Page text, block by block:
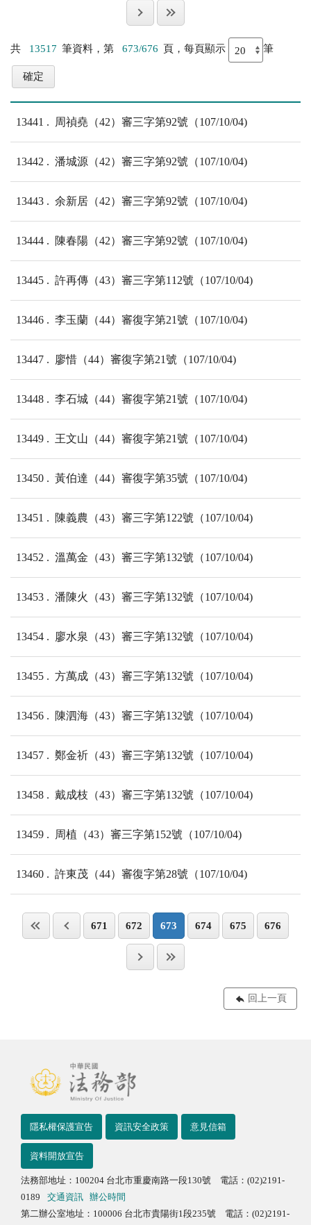
共 13517 筆資料，第 673/676 頁，每頁顯示 筆
13441 周禎堯（42）審三字第92號（107/10/04)
13442 潘城源（42）審三字第92號（107/10/04)
13443 余新居（42）審三字第92號（107/10/04)
13444 陳春陽（42）審三字第92號（107/10/04)
13445 許再傳（43）審三字第112號（107/10/04)
13446 李玉蘭（44）審復字第21號（107/10/04)
13447 廖惜（44）審復字第21號（107/10/04)
13448 李石城（44）審復字第21號（107/10/04)
13449 王文山（44）審復字第21號（107/10/04)
13450 黃伯達（44）審復字第35號（107/10/04)
13451 陳義農（43）審三字第122號（107/10/04)
13452 溫萬金（43）審三字第132號（107/10/04)
13453 潘陳火（43）審三字第132號（107/10/04)
13454 廖水泉（43）審三字第132號（107/10/04)
13455 方萬成（43）審三字第132號（107/10/04)
13456 陳泗海（43）審三字第132號（107/10/04)
13457 鄭金祈（43）審三字第132號（107/10/04)
13458 戴成枝（43）審三字第132號（107/10/04)
13459 周植（43）審三字第152號（107/10/04)
13460 許東茂（44）審復字第28號（107/10/04)
671 672 673 674 675 676
回上一頁
隱私權保護宣告 資訊安全政策 意見信箱
資料開放宣告
法務部地址：100204 台北市重慶南路一段130號 電話：(02)2191-
0189
交通資訊
辦公時間
第二辦公室地址：100006 台北市貴陽街1段235號 電話：(02)2191-